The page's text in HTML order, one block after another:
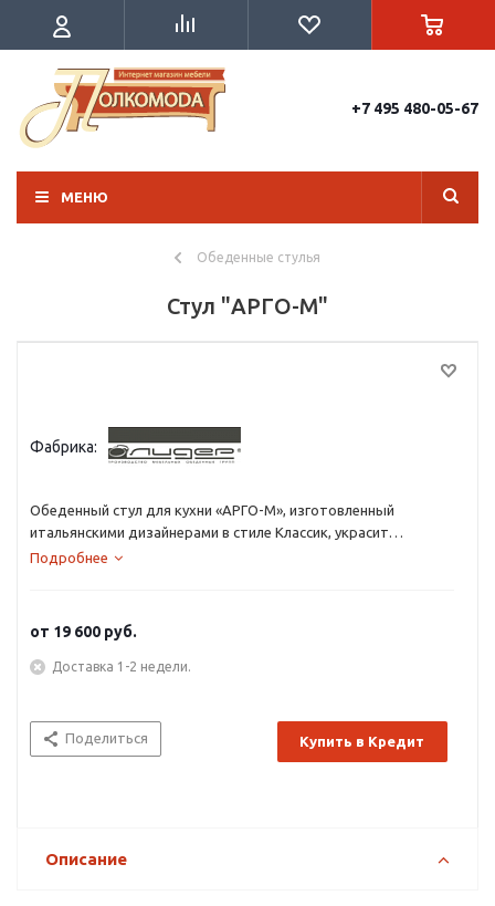
+7 495 480-05-67
МЕНЮ
Обеденные стулья
Стул "АРГО-М"
Фабрика:
Обеденный стул для кухни «АРГО-М», изготовленный
итальянскими дизайнерами в стиле Классик, украсит
помещение игрой контрастов. Каркас из натурального бука
Подробнее
от 19 600 руб.
Доставка 1-2 недели.
Поделиться Купить в Кредит
Описание